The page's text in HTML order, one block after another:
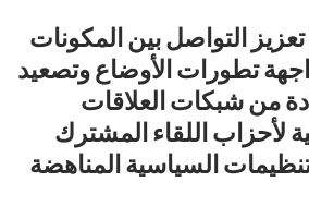
تعزيز التواصل بين المكونات
تطورات الأوضاع وتصعيد
من شبكات العلاقات
لأحزاب اللقاء المشترك
السياسية المناهضة